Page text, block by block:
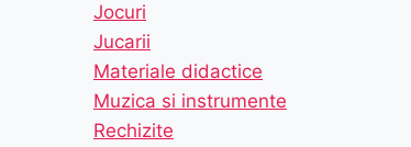
Jocuri
Jucarii
Materiale didactice
Muzica si instrumente
Rechizite